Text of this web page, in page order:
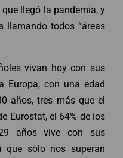
llegó la pandemia, y
llamando todos “áreas
vivan hoy con sus
Europa, con una edad
años, tres más que el
Eurostat, el 64% de los
años vive con sus
que sólo nos superan